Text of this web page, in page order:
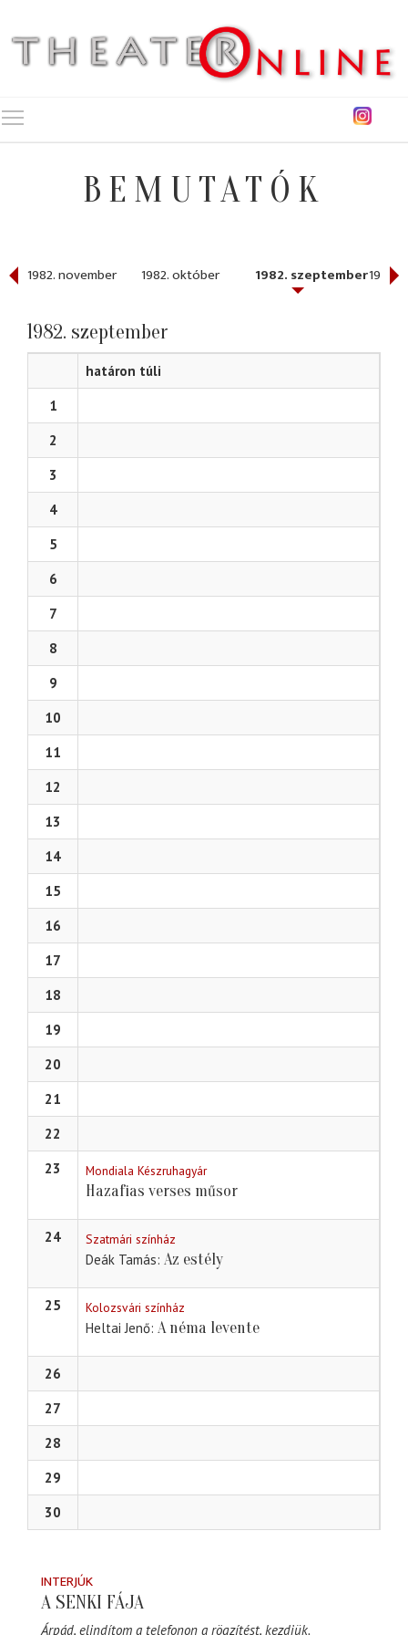
BEMUTATÓK
1982. november 1982. október 1982. szeptember1982.
1982. szeptember
határon túli
1
2
3
4
5
6
7
8
9
10
11
12
13
14
15
16
17
18
19
20
21
22
23
Mondiala Készruhagyár
Hazafias verses műsor
24 Szatmári színház
Deák Tamás Az estély
25 Kolozsvári színház
Heltai Jenő A néma levente
26
27
28
29
30
INTERJÚK
A SENKI FÁJA
Árpád, elindítom a telefonon a rögzítést, kezdjük.